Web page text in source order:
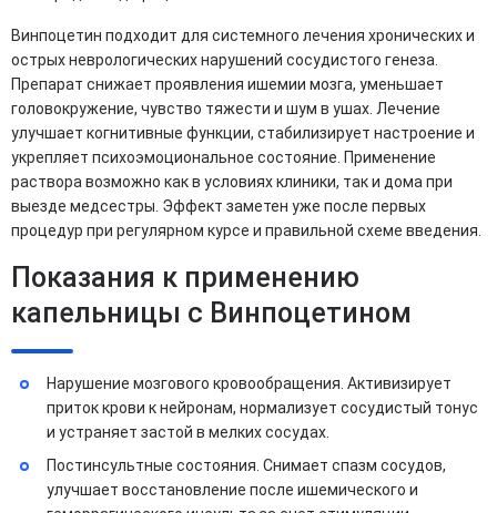
Винпоцетин подходит для системного лечения хронических и
острых неврологических нарушений сосудистого генеза.
Препарат снижает проявления ишемии мозга, уменьшает
головокружение, чувство тяжести и шум в ушах. Лечение
улучшает когнитивные функции, стабилизирует настроение и
укрепляет психоэмоциональное состояние. Применение
раствора возможно как в условиях клиники, так и дома при
выезде медсестры. Эффект заметен уже после первых
процедур при регулярном курсе и правильной схеме введения.
Показания к применению
капельницы с Винпоцетином
Нарушение мозгового кровообращения. Активизирует
приток крови к нейронам, нормализует сосудистый тонус
и устраняет застой в мелких сосудах.
Постинсультные состояния. Снимает спазм сосудов,
улучшает восстановление после ишемического и